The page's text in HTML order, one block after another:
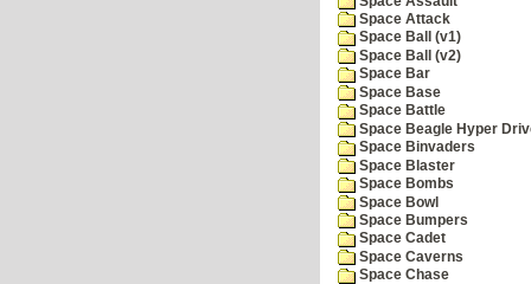
Space Attack
Space Ball (v1)
Space Ball (v2)
Space Bar
Space Base
Space Battle
Space Beagle Hyper
Space Binvaders
Space Blaster
Space Bombs
Space Bowl
Space Bumpers
Space Cadet
Space Caverns
Space Chase